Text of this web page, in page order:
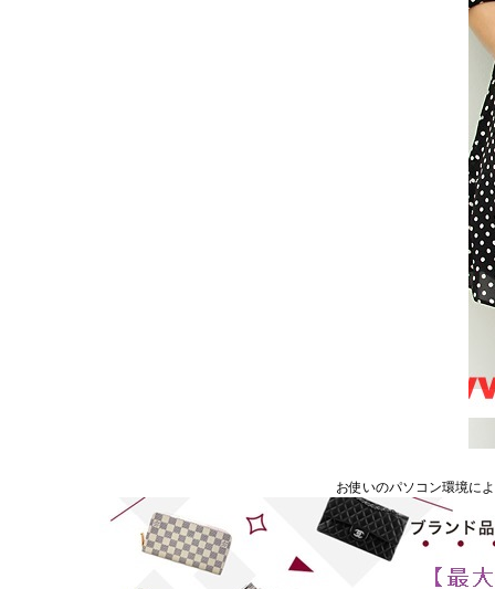
お使いのパソコン環境に